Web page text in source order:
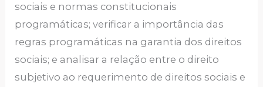
sociais e normas constitucionais
programáticas; verificar a importância das
regras programáticas na garantia dos direitos
sociais; e analisar a relação entre o direito
subjetivo ao requerimento de direitos sociais e